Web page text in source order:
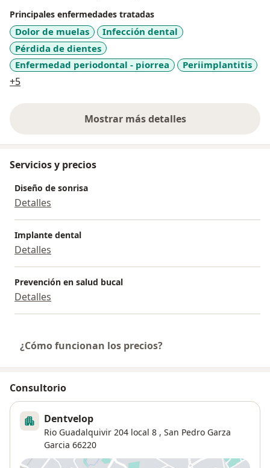
Principales enfermedades tratadas
Dolor de muelas
Infección dental
Pérdida de dientes
Enfermedad periodontal - piorrea
Periimplantitis
+5a11y_sr_more_diseases
Mostrar más detalles
sobre la experiencia
Servicios y precios
Diseño de sonrisa
Detalles
Implante dental
Detalles
Prevención en salud bucal
Detalles
¿Cómo funcionan los precios?
Consultorio
Dentvelop
Rio Guadalquivir 204 local 8 , San Pedro Garza
Garcia 66220